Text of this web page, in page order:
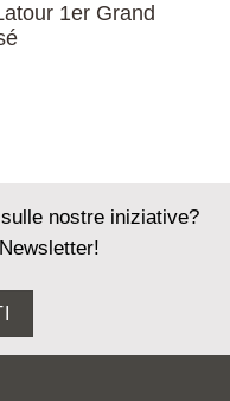
1er Grand
nostre iniziative?